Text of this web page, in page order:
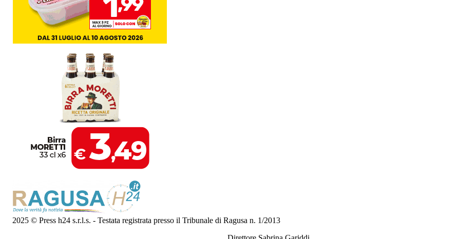
2025 © Press h24 s.r.l.s. - Testata registrata presso il Tribunale di Ragusa n. 1/2013